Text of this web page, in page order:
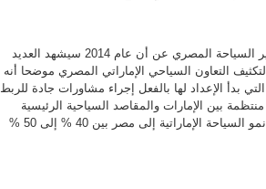
كشف هشام زعزوع وزير السياحة المصري عن أن عام 2014 سيشهد العديد
التعاون السياحي الإماراتي المصري موضحا أنه
بدأ الإعداد لها بالفعل إجراء مشاورات جادة للربط
بين الإمارات والمقاصد السياحية الرئيسية
المصرية، مما يعزز من نمو السياحة الإماراتية إلى مصر بين 40 % إلى 50 %